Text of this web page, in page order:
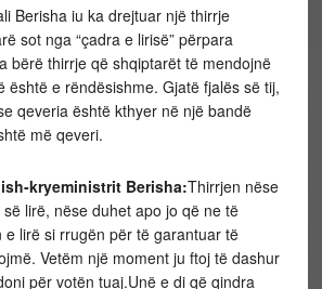
Berisha iu ka drejtuar një thirrje
sot nga “çadra e lirisë” përpara
bërë thirrje që shqiptarët të mendojnë
është e rëndësishme. Gjatë fjalës së tij,
qeveria është kthyer në një bandë
më qeveri.
kryeministrit Berisha:Thirrjen nëse
lirë, nëse duhet apo jo që ne të
e lirë si rrugën për të garantuar të
Vetëm një moment ju ftoj të dashur
për votën tuaj.Unë e di që qindra